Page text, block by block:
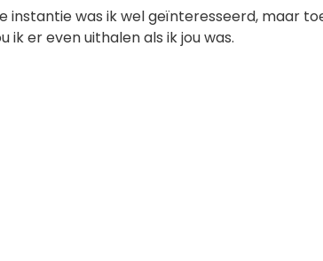
instantie was ik wel geïnteresseerd, maar
ik er even uithalen als ik jou was.